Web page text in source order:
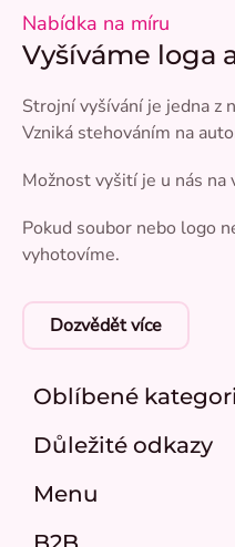
Nabídka na míru
Vyšíváme loga
Strojní vyšívání je jedna z
Vzniká stehováním na
Možnost vyšití je u nás na
Pokud soubor nebo logo
vyhotovíme.
Dozvědět více
Oblíbené
Důležité odkazy
Menu